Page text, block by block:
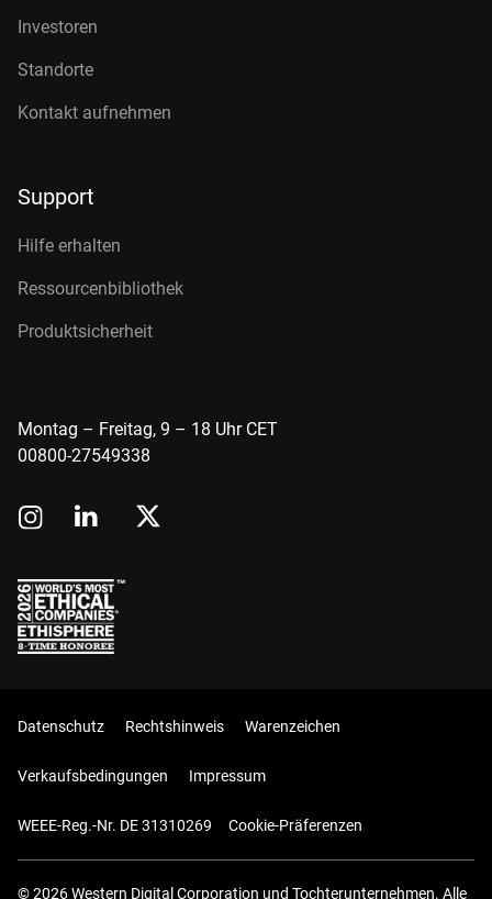
Investoren
Standorte
Kontakt aufnehmen
Support
Hilfe erhalten
Ressourcenbibliothek
Produktsicherheit
Montag – Freitag, 9 – 18 Uhr CET
00800-27549338
Datenschutz Rechtshinweis Warenzeichen
Verkaufsbedingungen Impressum
WEEE-Reg.-Nr. DE 31310269 Cookie-Präferenzen
© 2026 Western Digital Corporation und Tochterunternehmen. Alle